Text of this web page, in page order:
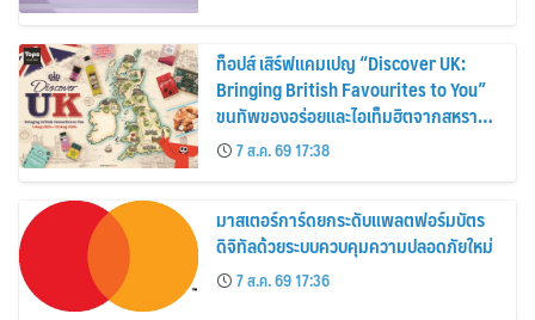
ท็อปส์ เสิร์ฟแคมเปญ “Discover UK:
Bringing British Favourites to You”
ขนทัพของอร่อยและไอเท็มฮิตจากสหราช
อาณาจักร ส่งตรงถึงมือตั้งแต่วันนี้ – 18
สิงหาคมนี้
7 ส.ค. 69 17:38
มาสเตอร์การ์ดยกระดับแพลตฟอร์มบัตร
ดิจิทัลด้วยระบบควบคุมความปลอดภัยใหม่
7 ส.ค. 69 17:36